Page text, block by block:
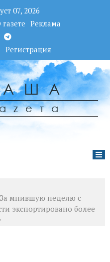
07, 2026
Реклама
Регистрация
мнившую неделю с
экспортировано более